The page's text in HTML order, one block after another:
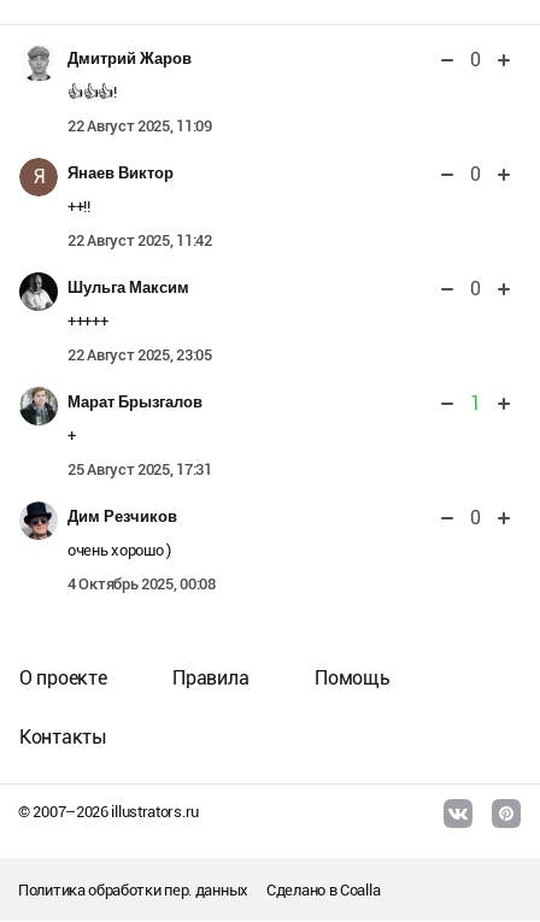
Дмитрий Жаров 0
👍👍👍!
22 Август 2025, 11:09
Я Янаев Виктор 0
++!!
22 Август 2025, 11:42
Шульга Максим 0
+++++
22 Август 2025, 23:05
Марат Брызгалов 1
+
25 Август 2025, 17:31
Дим Резчиков 0
очень хорошо )
4 Октябрь 2025, 00:08
© 2007–2026illustrators.ru
О проекте Правила Помощь
Контакты
Политика обработки пер. данных Сделано вCoalla